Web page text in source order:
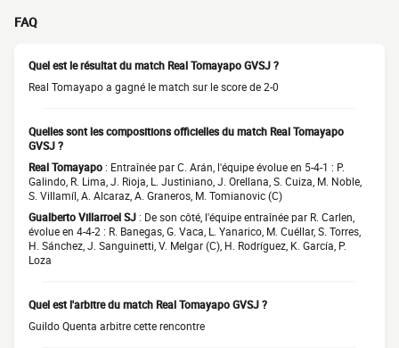
FAQ
Quel est le résultat du match Real Tomayapo GVSJ ?
Real Tomayapo a gagné le match sur le score de 2-0
Quelles sont les compositions officielles du match Real Tomayapo
GVSJ ?
Real Tomayapo : Entraînée par C. Arán, l'équipe évolue en 5-4-1 : P.
Galindo, R. Lima, J. Rioja, L. Justiniano, J. Orellana, S. Cuiza, M. Noble,
S. Villamíl, A. Alcaraz, A. Graneros, M. Tomianovic (C)
Gualberto Villarroel SJ : De son côté, l'équipe entraînée par R. Carlen,
évolue en 4-4-2 : R. Banegas, G. Vaca, L. Yanarico, M. Cuéllar, S. Torres,
H. Sánchez, J. Sanguinetti, V. Melgar (C), H. Rodríguez, K. García, P.
Loza
Quel est l'arbitre du match Real Tomayapo GVSJ ?
Guildo Quenta arbitre cette rencontre